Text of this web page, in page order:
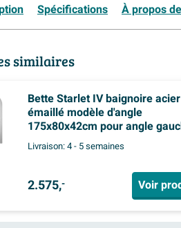
Spécifications À propos
similaires
Bette Starlet IV baignoire acier
émaillé modèle d'angle
175x80x42cm pour angle
blanc
Livraison:4 - 5 semaines
2.575,- Voir